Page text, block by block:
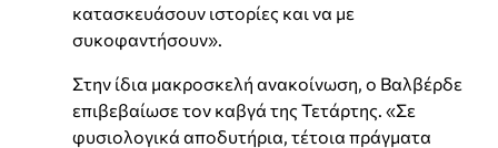
κατασκευάσουν ιστορίες και να με
συκοφαντήσουν».
Στην ίδια μακροσκελή ανακοίνωση, ο Βαλβέρδε
επιβεβαίωσε τον καβγά της Τετάρτης. «Σε
φυσιολογικά αποδυτήρια, τέτοια πράγματα